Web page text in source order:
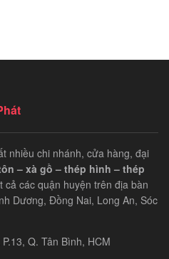
nhiều chi nhánh, cửa hàng, đại
– xà gồ – thép hình – thép
các quận huyện trên địa bàn
Dương, Đồng Nai, Long An, Sóc
Q. Tân Bình, HCM